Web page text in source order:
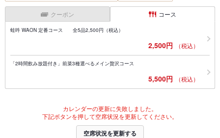
クーポン コース
蛙吽 WAON 定番コース 全5品2,500円（税込）
2,500円 （税込）
「2時間飲み放題付き」前菜3種選べるメイン贅沢コース
5,500円 （税込）
カレンダーの更新に失敗しました。
下記ボタンを押して空席状況を更新してください。
空席状況を更新する